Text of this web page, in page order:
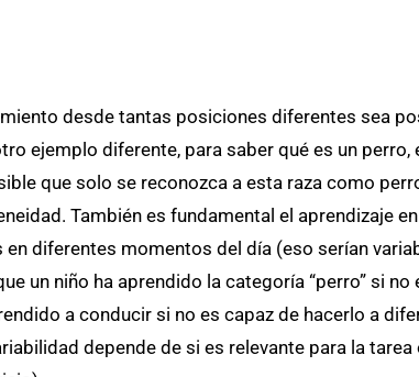
desde tantas posiciones diferentes sea
ejemplo diferente, para saber qué es un
que solo se reconozca a esta raza como
También es fundamental el aprendizaje
diferentes momentos del día (eso serían
un niño ha aprendido la categoría “perro” si
a conducir si no es capaz de hacerlo a
depende de si es relevante para la